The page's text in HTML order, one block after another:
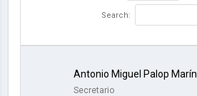
Search:
Antonio Miguel Palop Marín
Secretario